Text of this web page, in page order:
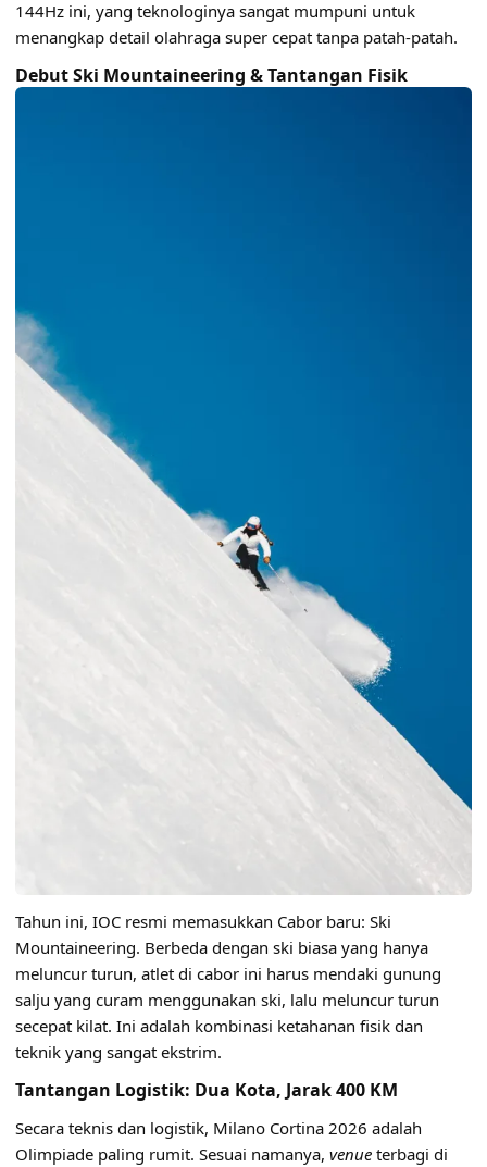
144Hz ini, yang teknologinya sangat mumpuni untuk
menangkap detail olahraga super cepat tanpa patah-patah.
Debut Ski Mountaineering & Tantangan Fisik
Tahun ini, IOC resmi memasukkan Cabor baru: Ski
Mountaineering. Berbeda dengan ski biasa yang hanya
meluncur turun, atlet di cabor ini harus mendaki gunung
salju yang curam menggunakan ski, lalu meluncur turun
secepat kilat. Ini adalah kombinasi ketahanan fisik dan
teknik yang sangat ekstrim.
Tantangan Logistik: Dua Kota, Jarak 400 KM
Secara teknis dan logistik, Milano Cortina 2026 adalah
Olimpiade paling rumit. Sesuai namanya, venue terbagi di